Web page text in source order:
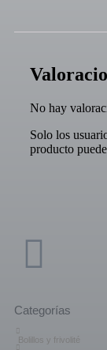
No hay
Solo los
producto
Categorías
Bolillos y frivolité